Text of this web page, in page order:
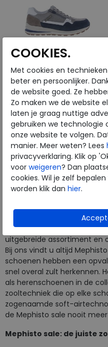
Mephisto
Bradley deep blue
€ 214,95
€ 128,97
Beschikbare maten
7,5
8
mooiste merken aan voor
herkenbaar en modieus
schoenen op de markt
uitgebreide assortiment en
Bij ons vindt u altijd
schoenen hebben een
snel overal zult herkennen.
als herenschoenen in de
zooltechniek die op elke
zogenaamde soft-
de Mephisto sale nooit
Mephisto sale: de juiste
COOKIES.
Met cookies en
beter en persoonlijker.
de website goed. Ze
Zo maken we de website
laten je graag nuttige
gebruiken we technologie
onze website te volgen.
manier. Meer weten? Lees
privacyverklaring. Klik op
voor weigeren? Dan
cookies. Wil je zelf
worden klik dan hier.